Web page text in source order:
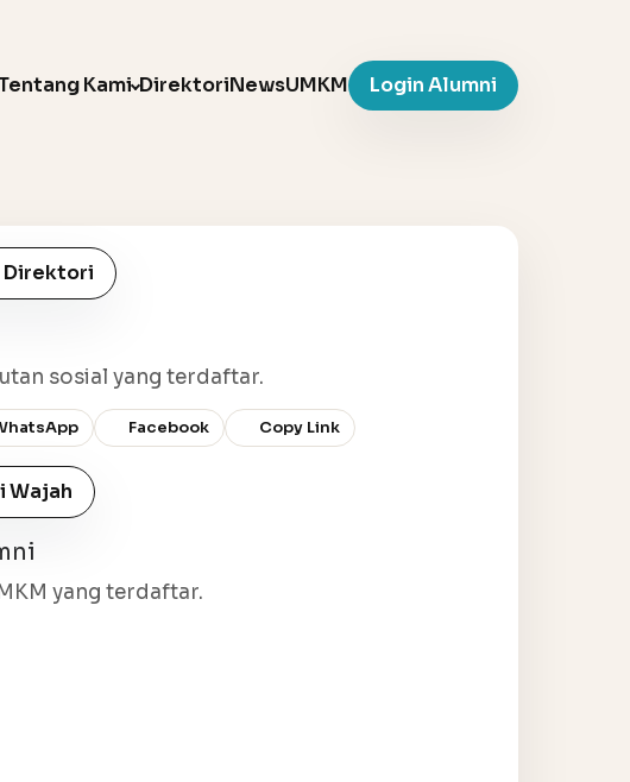
Kami DirektoriNewsUMKM Login Alumni
Direktori
sosial yang terdaftar.
Facebook Copy Link
Wajah
yang terdaftar.